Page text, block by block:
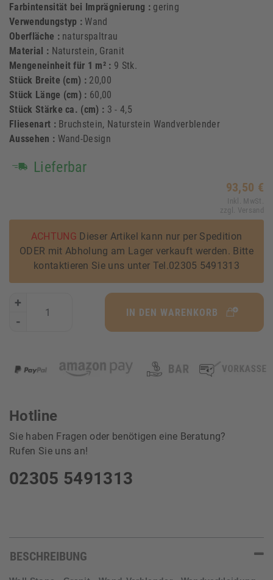
Farbintensität bei Imprägnierung : gering
Verwendungstyp :Wand
Oberfläche : naturspaltrau
Material : Naturstein, Granit
Mengeneinheit für 1 m² : 9 Stk.
Stück Breite (cm) : 20,00
Stück Länge (cm) : 60,00
Stück Stärke ca. (cm) : 3 - 4,5
Fliesenart : Bruchstein, Naturstein Wandverblender
Aussehen : Wand-Design
Lieferbar
93,50 €
Inkl. MwSt.
zzgl. Versand
ACHTUNG Dieser Artikel kann nur per Spedition
ODER mit Abholung am Lager verkauft werden. Bitte
kontaktieren Sie uns unter Tel.02305 5491313
+
-
IN DEN WARENKORB
Hotline
Sie haben Fragen oder benötigen eine Beratung?
Rufen Sie uns an!
02305 5491313
BESCHREIBUNG